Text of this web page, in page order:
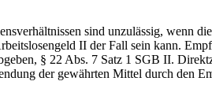
sind unzulässig, wenn
II der Fall sein kann.
§ 22 Abs. 7 Satz 1 SGB II.
der gewährten Mittel durch den